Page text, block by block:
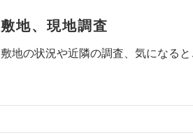
敷地、現地調査
敷地の状況や近隣の調査、気になる